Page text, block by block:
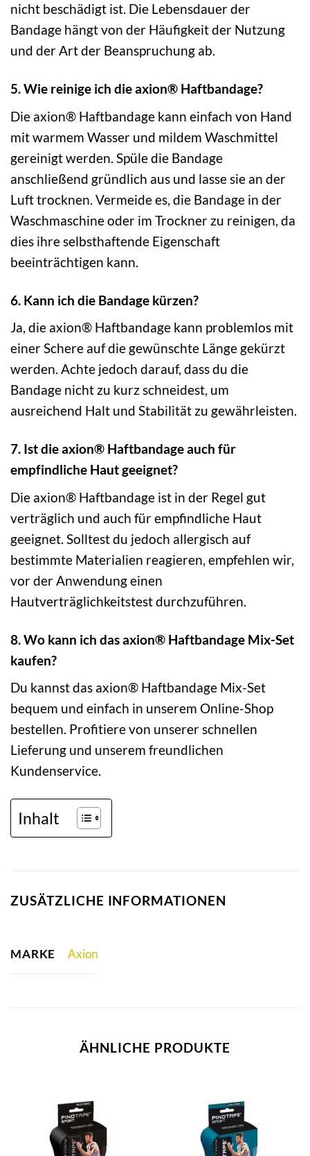
nicht beschädigt ist. Die Lebensdauer der
Bandage hängt von der Häufigkeit der Nutzung
und der Art der Beanspruchung ab.
5. Wie reinige ich die axion® Haftbandage?
Die axion® Haftbandage kann einfach von Hand
mit warmem Wasser und mildem Waschmittel
gereinigt werden. Spüle die Bandage
anschließend gründlich aus und lasse sie an der
Luft trocknen. Vermeide es, die Bandage in der
Waschmaschine oder im Trockner zu reinigen, da
dies ihre selbsthaftende Eigenschaft
beeinträchtigen kann.
6. Kann ich die Bandage kürzen?
Ja, die axion® Haftbandage kann problemlos mit
einer Schere auf die gewünschte Länge gekürzt
werden. Achte jedoch darauf, dass du die
Bandage nicht zu kurz schneidest, um
ausreichend Halt und Stabilität zu gewährleisten.
7. Ist die axion® Haftbandage auch für
empfindliche Haut geeignet?
Die axion® Haftbandage ist in der Regel gut
verträglich und auch für empfindliche Haut
geeignet. Solltest du jedoch allergisch auf
bestimmte Materialien reagieren, empfehlen wir,
vor der Anwendung einen
Hautverträglichkeitstest durchzuführen.
8. Wo kann ich das axion® Haftbandage Mix-Set
kaufen?
Du kannst das axion® Haftbandage Mix-Set
bequem und einfach in unserem Online-Shop
bestellen. Profitiere von unserer schnellen
Lieferung und unserem freundlichen
Kundenservice.
Inhalt
ZUSÄTZLICHE INFORMATIONEN
MARKE Axion
ÄHNLICHE PRODUKTE